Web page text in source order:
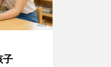
子